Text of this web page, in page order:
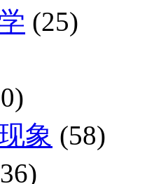
(25)
象 (58)